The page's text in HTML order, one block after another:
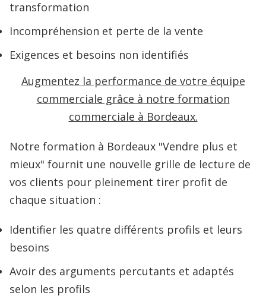
transformation
Incompréhension et perte de la vente
Exigences et besoins non identifiés
Augmentez la performance de votre équipe
commerciale grâce à notre formation
commerciale à Bordeaux.
Notre formation à Bordeaux "Vendre plus et
mieux" fournit une nouvelle grille de lecture de
vos clients pour pleinement tirer profit de
chaque situation :
Identifier les quatre différents profils et leurs
besoins
Avoir des arguments percutants et adaptés
selon les profils